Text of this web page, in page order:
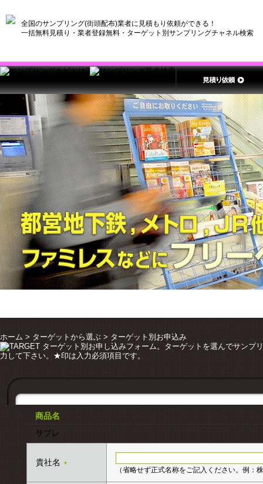
全国のサンプリング(街頭配布)業者に見積もり依頼ができる！
一括無料見積り・業者登録無料・ターゲット別サンプリングチャネル検索
ホーム > ターゲットから選ぶ > ターゲット別お申込み
商品名
サプレ
貴社名 ★
（省略せず正式名称をご記入ください。例：